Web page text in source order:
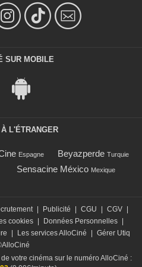
SUR MOBILE
L'ÉTRANGER
Espagne Beyazperde Turquie
Sensacine México Mexique
Publicité CGU CGV
cookies Données Personnelles
Les services AlloCiné
Gérer Utiq
votre cinéma sur le numéro AlloCiné :